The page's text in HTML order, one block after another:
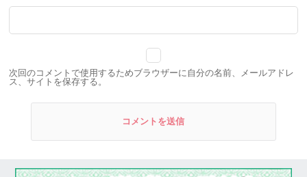
次回のコメントで使用するためブラウザーに自分の名前、メールアドレ
ス、サイトを保存する。